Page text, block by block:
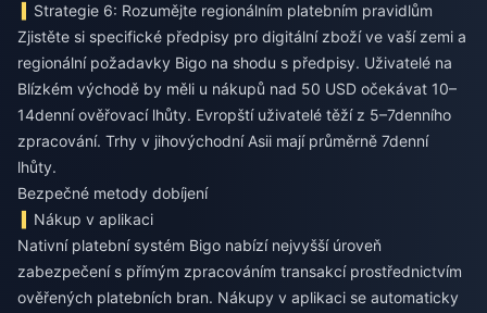
Strategie 6: Rozumějte regionálním platebním pravidlům
Zjistěte si specifické předpisy pro digitální zboží ve vaší zemi a
regionální požadavky Bigo na shodu s předpisy. Uživatelé na
Blízkém východě by měli u nákupů nad 50 USD očekávat 10–
14denní ověřovací lhůty. Evropští uživatelé těží z 5–7denního
zpracování. Trhy v jihovýchodní Asii mají průměrně 7denní
lhůty.
Bezpečné metody dobíjení
Nákup v aplikaci
Nativní platební systém Bigo nabízí nejvyšší úroveň
zabezpečení s přímým zpracováním transakcí prostřednictvím
ověřených platebních bran. Nákupy v aplikaci se automaticky